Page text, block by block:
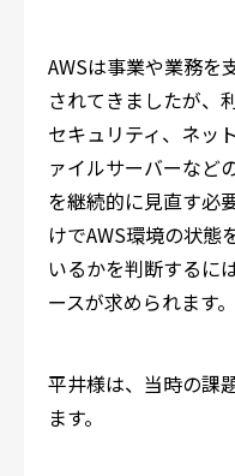
AWSは事業や業務を
されてきましたが、
セキュリティ、ネッ
ァイルサーバーなど
を継続的に見直す必
けでAWS環境の状態
いるかを判断するに
ースが求められます。
平井様は、当時の課
ます。